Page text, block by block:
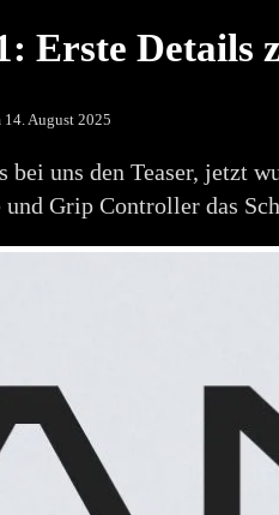
Erste Details
August 2025
bei uns den Teaser,
Grip Controller das